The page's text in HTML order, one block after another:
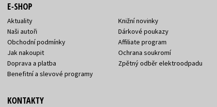
E-SHOP
Aktuality
Naši autoři
Obchodní podmínky
Jak nakoupit
Doprava a platba
Benefitní a slevové programy
Knižní novinky
Dárkové poukazy
Affiliate program
Ochrana soukromí
Zpětný odběr elektroodpadu
KONTAKTY